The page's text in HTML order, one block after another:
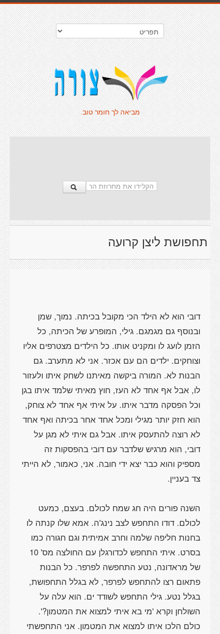
מביאה לך חומר טוב.
תחפושת ליצן קרועה
דובי הוא לא הילד הכי מקובל בכיתה. נמוך, שמן
ובנוסף גם מגמגם. גילי, המופרע של הכיתה, כל
הזמן לועג לו ומקניט אותו. כל הילדים מצטרפים אליו
וצוחקים. ילדים הם עם אכזר. אני לא מתערב. גם
הבנות לא. המורה ביקשה מאיתנו לשחק איתו ולעזור
לו, אבל אף אחד לא העז, חוץ מאיתי שלמד איתו בגן
וכל הפסקה מדבר איתו. על איתי אף אחד לא צוחק,
הוא חזק יותר מגילי ומכל אחד אחר בכיתה ואף אחד
לא רוצה להתעסק איתו. אבל גם איתי לא מגן על
דובי, הוא מרגיש שלדבר עם דובי בהפסקות זה
מספיק והוא כבר יצא ידי חובה. אני, כאמור, לא הייתי
השנה פורים היה חג שמח לכולם. בעצם, כמעט
לכולם. דודו התחפש לצב נינג'ה. אמא שלו קנתה לו
בחנות חליפה שלמה וחרב אמיתית וגם חגורה כמו
בסרט. איתי התחפש לכדורגלן עם החולצה מס' 10
של מראדונה, נטע התחפשה לפרפר. כל הבנות
פתאום רצו להתחפש לפרפר, לא בגלל התחפושת,
בגלל נטע. גילי התחפש לשודד ים. הוא עלה על
השולחן וקרא 'מי בא איתי למצוא את המטמון?'.
כולם הלכו איתו למצוא את המטמון. אני התחפשתי